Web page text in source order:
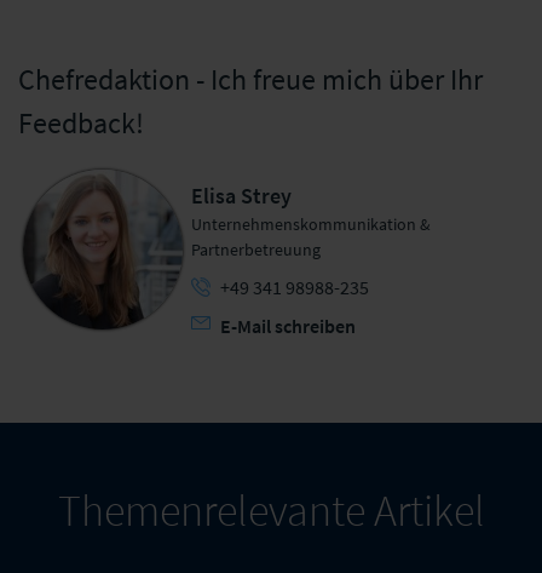
Chefredaktion - Ich freue mich über Ihr
Feedback!
Elisa Strey
Unternehmenskommunikation &
Partnerbetreuung
+49 341 98988-235
E-Mail schreiben
Themenrelevante Artikel